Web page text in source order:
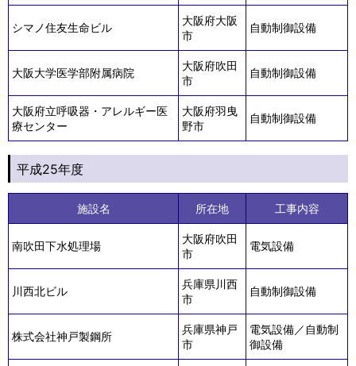
シマノ住友生命ビル
大阪府大阪
市
自動制御設備
大阪大学医学部附属病院
大阪府吹田
市
自動制御設備
大阪府立呼吸器・アレルギー医
療センター
大阪府羽曳
野市
自動制御設備
平成25年度
施設名 所在地 工事内容
南吹田下水処理場
大阪府吹田
市
電気設備
川西北ビル
兵庫県川西
市
自動制御設備
株式会社神戸製鋼所
兵庫県神戸
市
電気設備／自動制
御設備